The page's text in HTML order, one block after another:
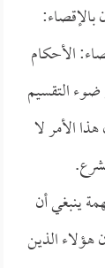
الأحكام
ضوء التقسيم
الأمر لا
ينبغي أن
هؤلاء الذين